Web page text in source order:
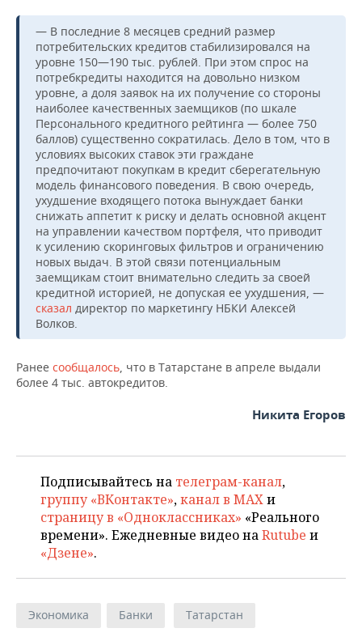
— В последние 8 месяцев средний размер
потребительских кредитов стабилизировался на
уровне 150—190 тыс. рублей. При этом спрос на
потребкредиты находится на довольно низком
уровне, а доля заявок на их получение со стороны
наиболее качественных заемщиков (по шкале
Персонального кредитного рейтинга — более 750
баллов) существенно сократилась. Дело в том, что в
условиях высоких ставок эти граждане
предпочитают покупкам в кредит сберегательную
модель финансового поведения. В свою очередь,
ухудшение входящего потока вынуждает банки
снижать аппетит к риску и делать основной акцент
на управлении качеством портфеля, что приводит
к усилению скоринговых фильтров и ограничению
новых выдач. В этой связи потенциальным
заемщикам стоит внимательно следить за своей
кредитной историей, не допуская ее ухудшения, —
сказал директор по маркетингу НБКИ Алексей
Волков.
Ранее сообщалось , что в Татарстане в апреле выдали
более 4 тыс. автокредитов.
Никита Егоров
Подписывайтесь на телеграм-канал,
группу «ВКонтакте»,канал в MAXи
страницу в «Одноклассниках» «Реального
времени». Ежедневные видео наRutube и
«Дзене».
Экономика Банки Татарстан